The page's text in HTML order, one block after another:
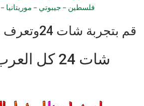
فلسطين – جيبوتي – موريتانيا
قم بتجربة شات 24وتعرف علي اناس جدد
شات 24 كل العرب مجاني